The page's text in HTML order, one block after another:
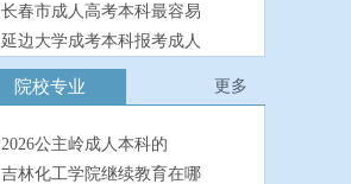
长春市成人高考本科最容易
延边大学成考本科报考成人
长春工业大学成人高考专科
长春工程学院成人高考专升
更多
院校专业
2026公主岭成人本科的
吉林化工学院继续教育在哪